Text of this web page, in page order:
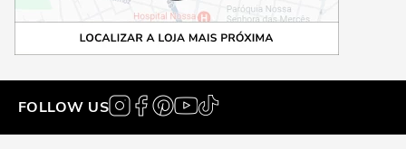
FOLLOW US